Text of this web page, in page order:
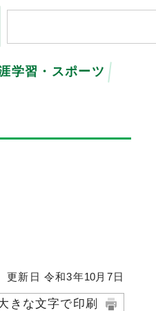
学習・スポーツ
新日 令和3年10月7日
きな文字で印刷